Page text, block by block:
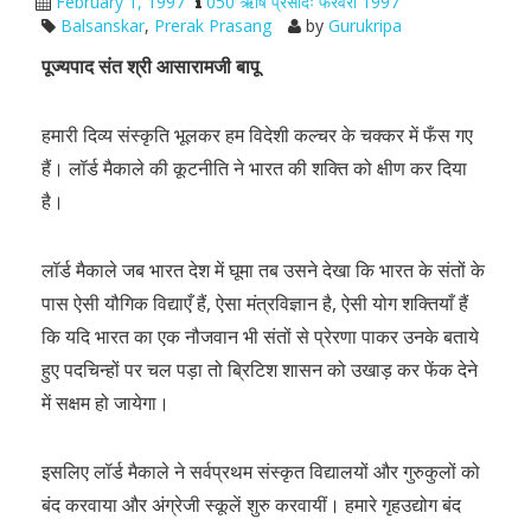
Balsanskar, Prerak Prasang by Gurukripa
पूज्यपाद संत श्री आसारामजी बापू
हमारी दिव्य संस्कृति भूलकर हम विदेशी कल्चर के चक्कर में फँस गए
हैं। लॉर्ड मैकाले की कूटनीति ने भारत की शक्ति को क्षीण कर दिया
है।
लॉर्ड मैकाले जब भारत देश में घूमा तब उसने देखा कि भारत के संतों के
पास ऐसी यौगिक विद्याएँ हैं, ऐसा मंत्रविज्ञान है, ऐसी योग शक्तियाँ हैं
कि यदि भारत का एक नौजवान भी संतों से प्रेरणा पाकर उनके बताये
हुए पदचिन्हों पर चल पड़ा तो ब्रिटिश शासन को उखाड़ कर फेंक देने
में सक्षम हो जायेगा।
इसलिए लॉर्ड मैकाले ने सर्वप्रथम संस्कृत विद्यालयों और गुरुकुलों को
बंद करवाया और अंग्रेजी स्कूलें शुरु करवायीं। हमारे गृहउद्योग बंद